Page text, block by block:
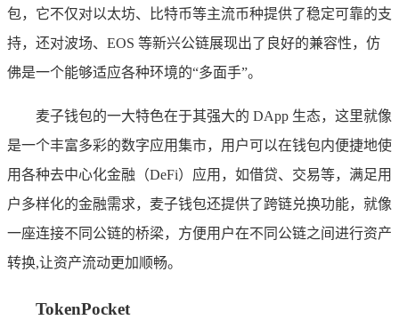
包，它不仅对以太坊、比特币等主流币种提供了稳定可靠的支
持，还对波场、EOS 等新兴公链展现出了良好的兼容性，仿
佛是一个能够适应各种环境的“多面手”。
麦子钱包的一大特色在于其强大的 DApp 生态，这里就像
是一个丰富多彩的数字应用集市，用户可以在钱包内便捷地使
用各种去中心化金融（DeFi）应用，如借贷、交易等，满足用
户多样化的金融需求，麦子钱包还提供了跨链兑换功能，就像
一座连接不同公链的桥梁，方便用户在不同公链之间进行资产
转换,让资产流动更加顺畅。
TokenPocket